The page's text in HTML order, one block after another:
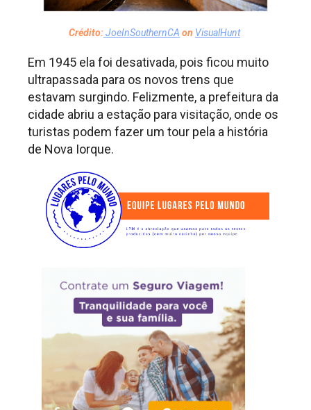
Crédito:JoeInSouthernCA on VisualHunt
Em 1945 ela foi desativada, pois ficou muito
ultrapassada para os novos trens que
estavam surgindo. Felizmente, a prefeitura da
cidade abriu a estação para visitação, onde os
turistas podem fazer um tour pela a história
de Nova Iorque.